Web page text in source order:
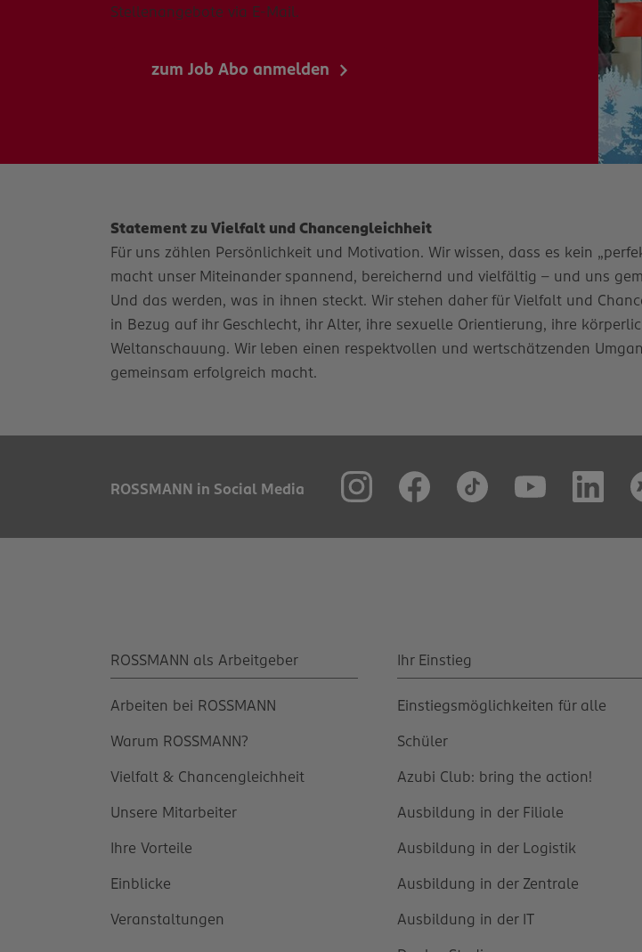
Stellenangebote via E-Mail.
zum Job Abo anmelden
Statement zu Vielfalt und Chancengleichheit
Für uns zählen Persönlichkeit und Motivation. Wir wissen, dass es kein
macht unser Miteinander spannend, bereichernd und vielfältig – und uns
Und das werden, was in ihnen steckt. Wir stehen daher für Vielfalt und
in Bezug auf ihr Geschlecht, ihr Alter, ihre sexuelle Orientierung, ihre
Weltanschauung. Wir leben einen respektvollen und wertschätzenden
gemeinsam erfolgreich macht.
ROSSMANN in Social Media
ROSSMANN als Arbeitgeber
Arbeiten bei ROSSMANN
Warum ROSSMANN?
Vielfalt & Chancengleichheit
Unsere Mitarbeiter
Ihre Vorteile
Einblicke
Veranstaltungen
Ihr Einstieg
Einstiegsmöglichkeiten für alle
Schüler
Azubi Club: bring the action!
Ausbildung in der Filiale
Ausbildung in der Logistik
Ausbildung in der Zentrale
Ausbildung in der IT